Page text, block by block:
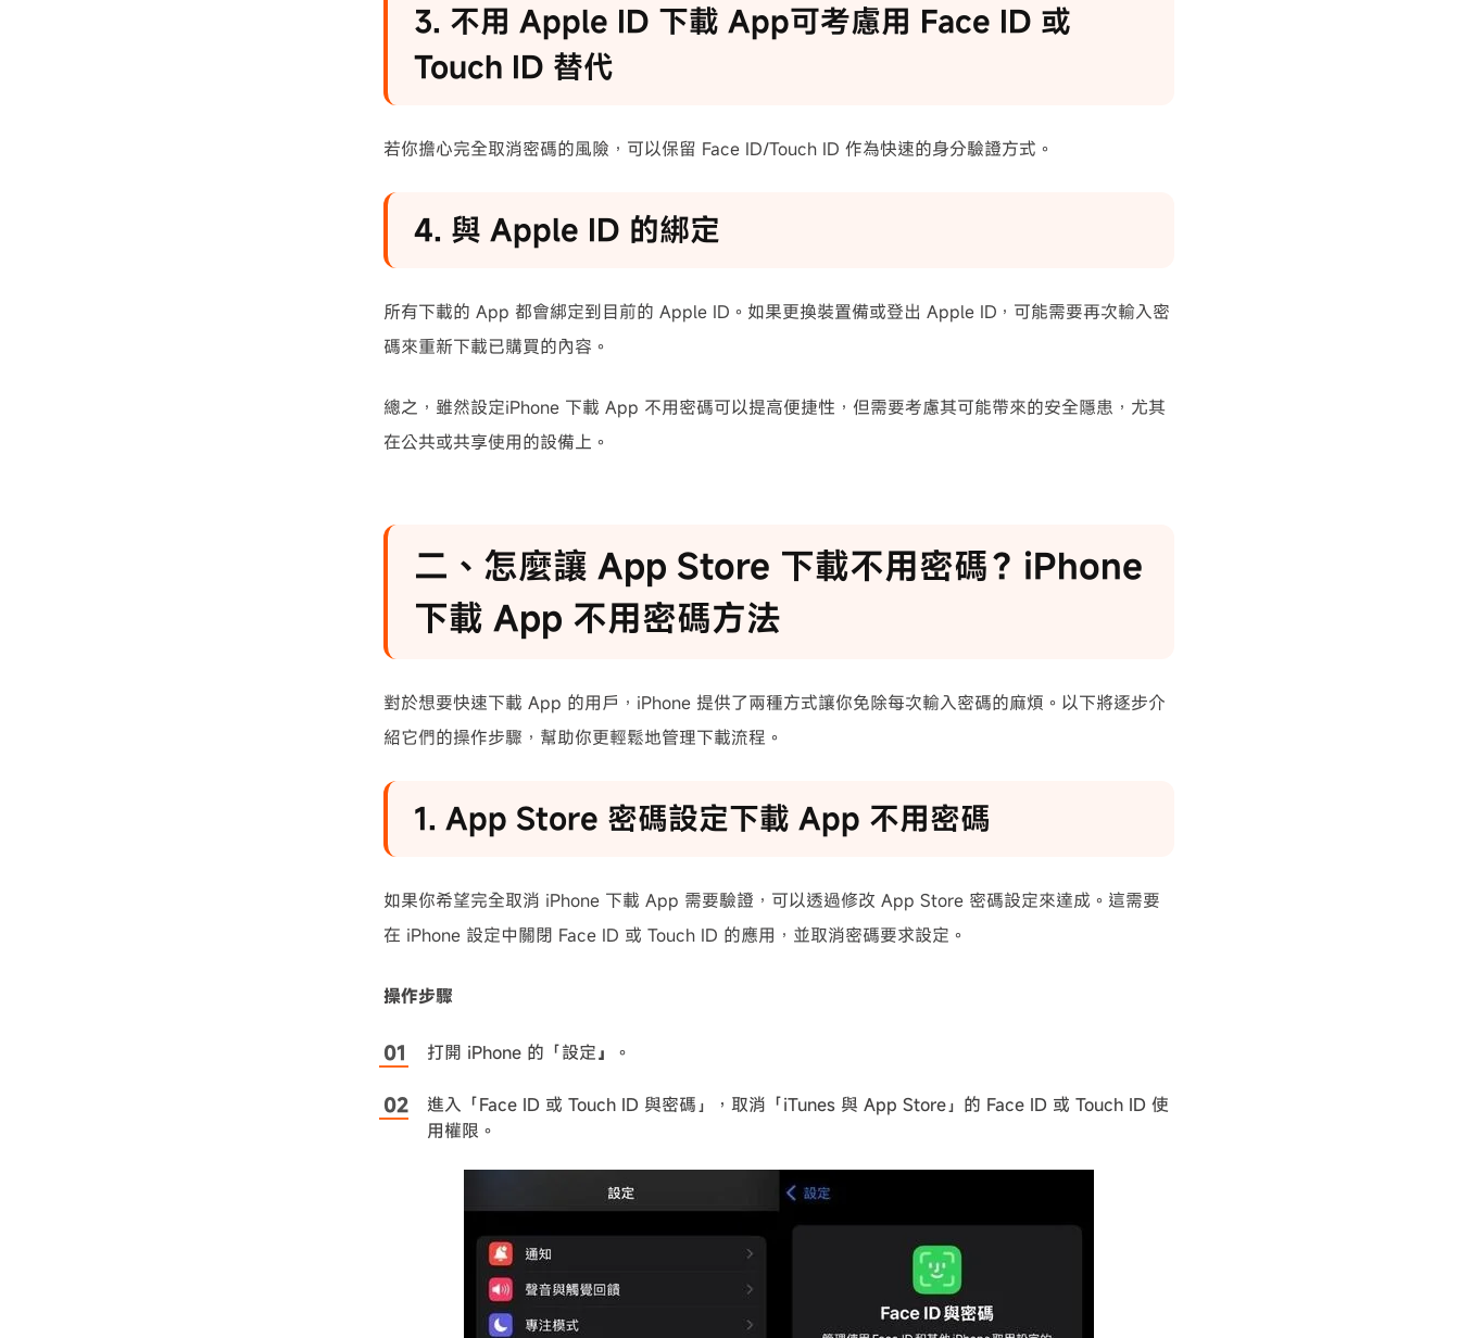
3. 不用 Apple ID 下載 App可考慮用 Face ID 或
Touch ID 替代
若你擔心完全取消密碼的風險，可以保留 Face ID/Touch ID 作為快速的身分驗證方式。
4. 與 Apple ID 的綁定
所有下載的 App 都會綁定到目前的 Apple ID。如果更換裝置備或登出 Apple ID，可能需要再次輸入密
碼來重新下載已購買的內容。
總之，雖然設定iPhone 下載 App 不用密碼可以提高便捷性，但需要考慮其可能帶來的安全隱患，尤其
在公共或共享使用的設備上。
二、怎麼讓 App Store 下載不用密碼？iPhone
下載 App 不用密碼方法
對於想要快速下載 App 的用戶，iPhone 提供了兩種方式讓你免除每次輸入密碼的麻煩。以下將逐步介
紹它們的操作步驟，幫助你更輕鬆地管理下載流程。
1. App Store 密碼設定下載 App 不用密碼
如果你希望完全取消 iPhone 下載 App 需要驗證，可以透過修改 App Store 密碼設定來達成。這需要
在 iPhone 設定中關閉 Face ID 或 Touch ID 的應用，並取消密碼要求設定。
操作步驟
打開 iPhone 的「設定」 。
進入「Face ID 或 Touch ID 與密碼」，取消「iTunes 與 App Store」的 Face ID 或 Touch ID 使
用權限。